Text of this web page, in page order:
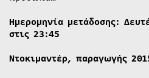
Ημερομηνία μετάδοσης:
στις 23:45
Ντοκιμαντέρ, παραγωγής